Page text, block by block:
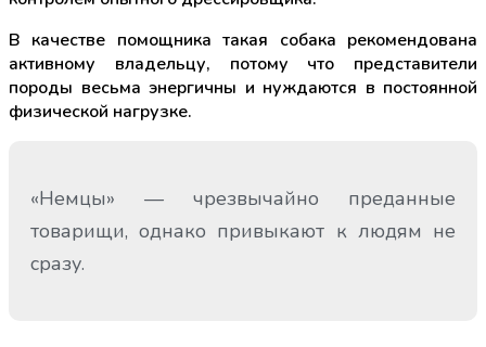
В качестве помощника такая собака рекомендована
активному владельцу, потому что представители
породы весьма энергичны и нуждаются в постоянной
физической нагрузке.
«Немцы» — чрезвычайно преданные
товарищи, однако привыкают к людям не
сразу.